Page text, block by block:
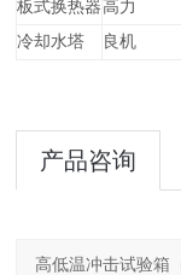
板式换热器 高力
冷却水塔
良机
产品咨询